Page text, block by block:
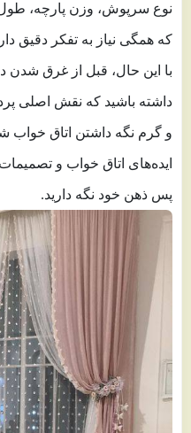
نوع سرپوش، وزن پارچه،
که همگی نیاز به تفکر دقیق
با این حال، قبل از غرق شدن
داشته باشید که نقش اصلی
و گرم نگه داشتن اتاق خواب
ایده‌های اتاق خواب و
پس ذهن خود نگه دارید.